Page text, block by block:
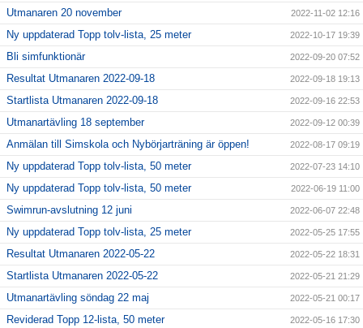
Utmanaren 20 november 2022-11-02 12:16
Ny uppdaterad Topp tolv-lista, 25 meter 2022-10-17 19:39
Bli simfunktionär 2022-09-20 07:52
Resultat Utmanaren 2022-09-18 2022-09-18 19:13
Startlista Utmanaren 2022-09-18 2022-09-16 22:53
Utmanartävling 18 september 2022-09-12 00:39
Anmälan till Simskola och Nybörjarträning är öppen! 2022-08-17 09:19
Ny uppdaterad Topp tolv-lista, 50 meter 2022-07-23 14:10
Ny uppdaterad Topp tolv-lista, 50 meter 2022-06-19 11:00
Swimrun-avslutning 12 juni 2022-06-07 22:48
Ny uppdaterad Topp tolv-lista, 25 meter 2022-05-25 17:55
Resultat Utmanaren 2022-05-22 2022-05-22 18:31
Startlista Utmanaren 2022-05-22 2022-05-21 21:29
Utmanartävling söndag 22 maj 2022-05-21 00:17
Reviderad Topp 12-lista, 50 meter 2022-05-16 17:30